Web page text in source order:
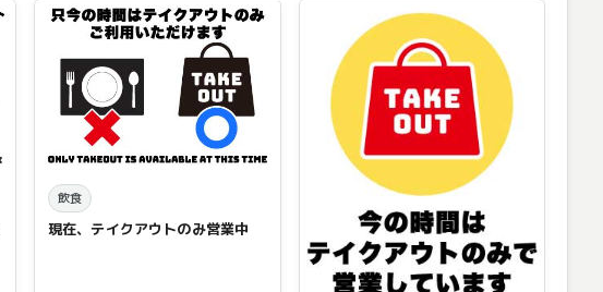
飲食
現在、テイクアウトのみ営業中